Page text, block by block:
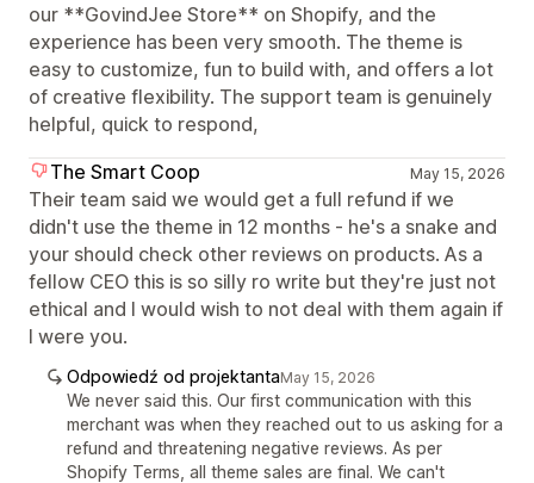
our **GovindJee Store** on Shopify, and the
experience has been very smooth. The theme is
easy to customize, fun to build with, and offers a lot
of creative flexibility. The support team is genuinely
helpful, quick to respond,
The Smart Coop
May 15, 2026
Their team said we would get a full refund if we
didn't use the theme in 12 months - he's a snake and
your should check other reviews on products. As a
fellow CEO this is so silly ro write but they're just not
ethical and I would wish to not deal with them again if
I were you.
Odpowiedź od projektantaMay 15, 2026
We never said this. Our first communication with this
merchant was when they reached out to us asking for a
refund and threatening negative reviews. As per
Shopify Terms, all theme sales are final. We can't